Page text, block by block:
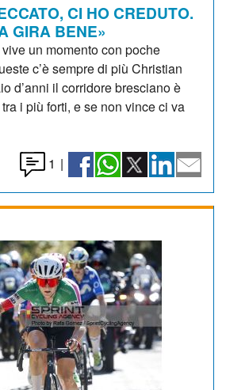
CI HO CREDUTO.
GIRA BENE»
un momento con poche
c’è sempre di più Christian
d’anni il corridore bresciano è
i più forti, e se non vince ci va
1 |